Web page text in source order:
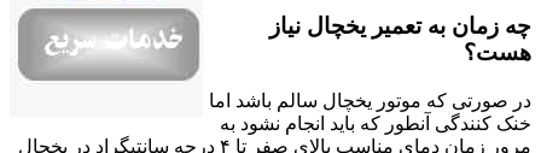
چه زمان به تعمیر یخچال نیاز
هست؟
در صورتی که موتور یخچال سالم باشد اما
خنک کنندگی آنطور که باید انجام نشود به
مرور زمان دمای مناسب بالای صفر تا ۴ درجه سانتیگراد در یخچال